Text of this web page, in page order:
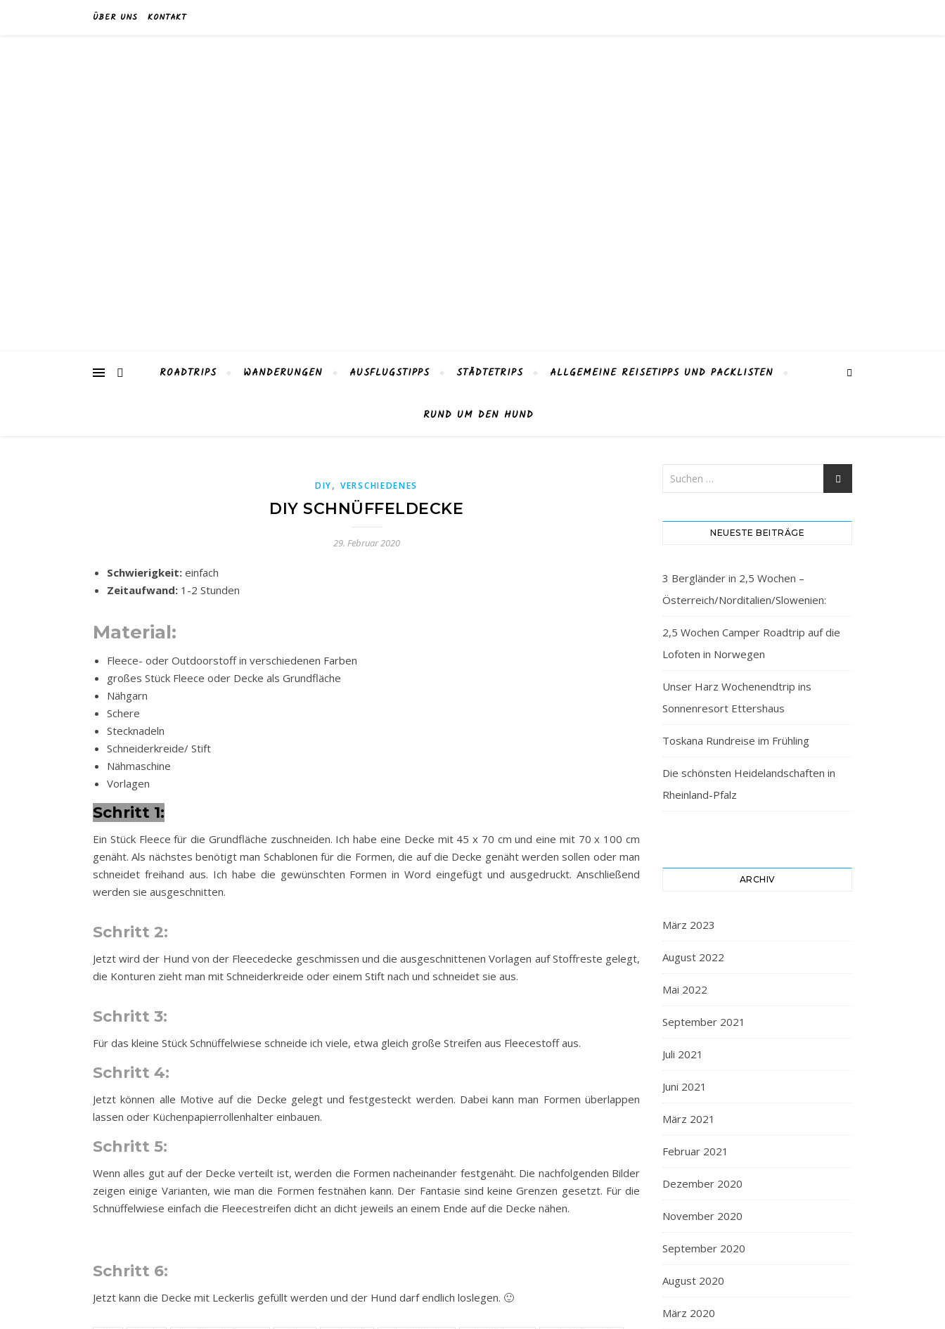
ÜBER UNS KONTAKT
ROADTRIPS WANDERUNGEN AUSFLUGSTIPPS STÄDTETRIPS ALLGEMEINE REISETIPPS UND PACKLISTEN
RUND UM DEN HUND
DIY, VERSCHIEDENES
DIY SCHNÜFFELDECKE
29. Februar 2020
Schwierigkeit: einfach
Zeitaufwand: 1-2 Stunden
Material:
Fleece- oder Outdoorstoff in verschiedenen Farben
großes Stück Fleece oder Decke als Grundfläche
Nähgarn
Schere
Stecknadeln
Schneiderkreide/ Stift
Nähmaschine
Vorlagen
Schritt 1:
Ein Stück Fleece für die Grundfläche zuschneiden. Ich habe eine Decke mit 45 x 70 cm und eine mit 70 x 100 cm
genäht. Als nächstes benötigt man Schablonen für die Formen, die auf die Decke genäht werden sollen oder man
schneidet freihand aus. Ich habe die gewünschten Formen in Word eingefügt und ausgedruckt. Anschließend
werden sie ausgeschnitten.
Schritt 2:
Jetzt wird der Hund von der Fleecedecke geschmissen und die ausgeschnittenen Vorlagen auf Stoffreste gelegt,
die Konturen zieht man mit Schneiderkreide oder einem Stift nach und schneidet sie aus.
Schritt 3:
Für das kleine Stück Schnüffelwiese schneide ich viele, etwa gleich große Streifen aus Fleecestoff aus.
Schritt 4:
Jetzt können alle Motive auf die Decke gelegt und festgesteckt werden. Dabei kann man Formen überlappen
lassen oder Küchenpapierrollenhalter einbauen.
Schritt 5:
Wenn alles gut auf der Decke verteilt ist, werden die Formen nacheinander festgenäht. Die nachfolgenden Bilder
zeigen einige Varianten, wie man die Formen festnähen kann. Der Fantasie sind keine Grenzen gesetzt. Für die
Schnüffelwiese einfach die Fleecestreifen dicht an dicht jeweils an einem Ende auf die Decke nähen.
Schritt 6:
Jetzt kann die Decke mit Leckerlis gefüllt werden und der Hund darf endlich loslegen. 🙂
NEUESTE BEITRÄGE
3 Bergländer in 2,5 Wochen –
Österreich/Norditalien/Slowenien:
2,5 Wochen Camper Roadtrip auf die
Lofoten in Norwegen
Unser Harz Wochenendtrip ins
Sonnenresort Ettershaus
Toskana Rundreise im Frühling
Die schönsten Heidelandschaften in
Rheinland-Pfalz
ARCHIV
März 2023
August 2022
Mai 2022
September 2021
Juli 2021
Juni 2021
März 2021
Februar 2021
Dezember 2020
November 2020
September 2020
August 2020
März 2020